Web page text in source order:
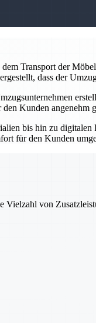
Transport der
dass der
Kunden angenehm
bis hin zu digitalen
für den Kunden
Vielzahl von